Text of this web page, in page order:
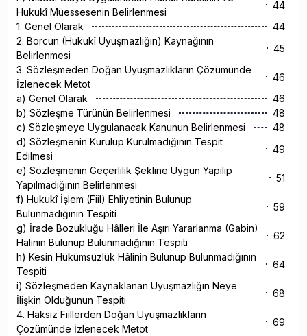
Hukukî Müessesenin Belirlenmesi
44
1. Genel Olarak
44
2. Borcun (Hukukî Uyuşmazlığın) Kaynağının
Belirlenmesi
45
3. Sözleşmeden Doğan Uyuşmazlıkların Çözümünde
İzlenecek Metot
46
a) Genel Olarak
46
b) Sözleşme Türünün Belirlenmesi
48
c) Sözleşmeye Uygulanacak Kanunun Belirlenmesi
48
d) Sözleşmenin Kurulup Kurulmadığının Tespit
Edilmesi
49
e) Sözleşmenin Geçerlilik Şekline Uygun Yapılıp
Yapılmadığının Belirlenmesi
51
f) Hukukî İşlem (Fiil) Ehliyetinin Bulunup
Bulunmadığının Tespiti
59
g) İrade Bozukluğu Hâlleri İle Aşırı Yararlanma (Gabin)
Halinin Bulunup Bulunmadığının Tespiti
62
h) Kesin Hükümsüzlük Hâlinin Bulunup Bulunmadığının
Tespiti
64
i) Sözleşmeden Kaynaklanan Uyuşmazlığın Neye
İlişkin Olduğunun Tespiti
68
4. Haksız Fiillerden Doğan Uyuşmazlıkların
Çözümünde İzlenecek Metot
69